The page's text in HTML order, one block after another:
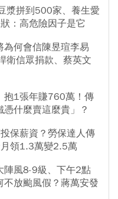
漿拼到500家、養生愛
：高危險因子是它
何會信陳昱瑄李易
衛信眾捐款、蔡英文
抱1張年賺760萬！傳
什麼賣這麼貴」？
保薪資？勞保達人傳
領1.3萬變2.5萬
陣風8-9級、下午2點
放颱風假？蔣萬安發